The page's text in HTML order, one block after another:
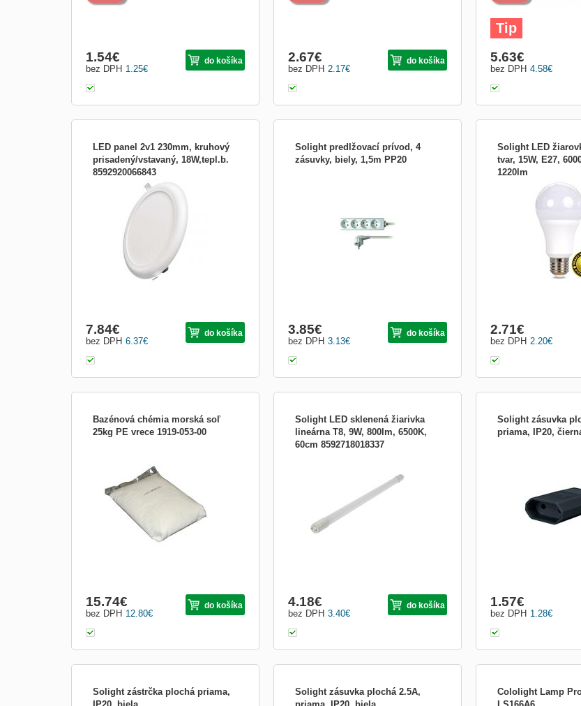
1.25€
bez DPH
1.54€ do košíka
2.17€
bez DPH
2.67€ do košíka
4.58€
bez DPH
5.63€
Tip
LED panel 2v1 230mm, kruhový
prisadený/vstavaný, 18W,tepl.b.
8592920066843
dosah senzora: nemá senzor|farba svetla:
teplá biela|farba tela: biela|frekvencia:
50/60 Hz|index podania farieb (CRI): Ra >
80|krytie: IP20|materiál difúzora: plast
(PS)|materiál tela: hliník|montážny otvor:
65–205 mm|možnosť stmievania:
nie|náhrada za ž
6.37€
bez DPH
7.84€ do košíka
Solight predlžovací prívod, 4
zásuvky, biely, 1,5m PP20
3.13€
bez DPH
3.85€ do košíka
Solight LED
tvar, 15W, E27,
1220lm
LED žiarovka s
spotreba: 15W svetelný
(približne odpovedá
žiarovke) teplota
(studená biela)
hodín spínacie cykly:
svietenia: 270°
2.20€
bez DPH
2.71€
Bazénová chémia morská soľ
25kg PE vrece 1919-053-00
individuálne. Cenník prepravy
nadrozmerného tovaru s DPH: do 20kg –
6,70€ do 30kg – 9,20€, do 40kg – 11,50€,
do 50kg – 21,00€, do 60kg – 24,80€, do
80kg – 32,20€ do 100
12.80€
bez DPH
15.74€ do košíka
Solight LED sklenená žiarivka
lineárna T8, 9W, 800lm, 6500K,
60cm 8592718018337
uhol svietenia: 320° zahrievacia doba:
index podania farieb Ra: >80 napätie: 175 -
265V, 50Hz energetická trieda: A+ dĺžka:
3.40€
bez DPH
4.18€ do košíka
Solight zásuvka
priama, IP20,
1.28€
bez DPH
1.57€
Solight zástrčka plochá priama,
Solight zásuvka plochá 2.5A,
Cololight Lamp